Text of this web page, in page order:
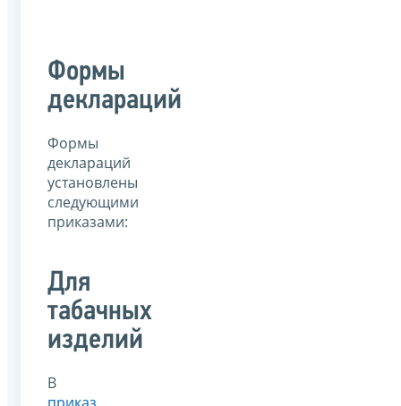
Формы
деклараций
Формы
деклараций
установлены
следующими
приказами:
Для
табачных
изделий
В